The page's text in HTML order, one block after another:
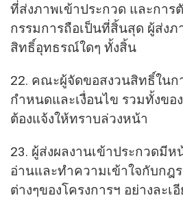
ที่ส่งภาพเข้าประกวด และกา
กรรมการถือเป็นที่สิ้นสุด ผู้ส่งภ
สิทธิ์อุทธรณ์ใดๆ ทั้งสิ้น
22. คณะผู้จัดขอสงวนสิทธิ์ในก
กำหนดและเงื่อนไข รวมทั้งขอ
ต้องแจ้งให้ทราบล่วงหน้า
23. ผู้ส่งผลงานเข้าประกวดมี
อ่านและทำความเข้าใจกับกฎร
ต่างๆของโครงการฯ อย่างละ